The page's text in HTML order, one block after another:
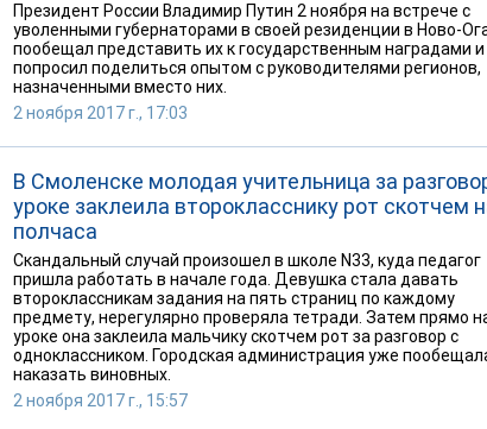
Президент России Владимир Путин 2 ноября на встрече с
уволенными губернаторами в своей резиденции в Ново-
пообещал представить их к государственным наградами и
попросил поделиться опытом с руководителями регионов,
назначенными вместо них.
2 ноября 2017 г., 17:03
В Смоленске молодая учительница за
уроке заклеила второкласснику рот скотчем
полчаса
Скандальный случай произошел в школе N33, куда педагог
пришла работать в начале года. Девушка стала давать
второклассникам задания на пять страниц по каждому
предмету, нерегулярно проверяла тетради. Затем прямо
уроке она заклеила мальчику скотчем рот за разговор с
одноклассником. Городская администрация уже
наказать виновных.
2 ноября 2017 г., 15:57